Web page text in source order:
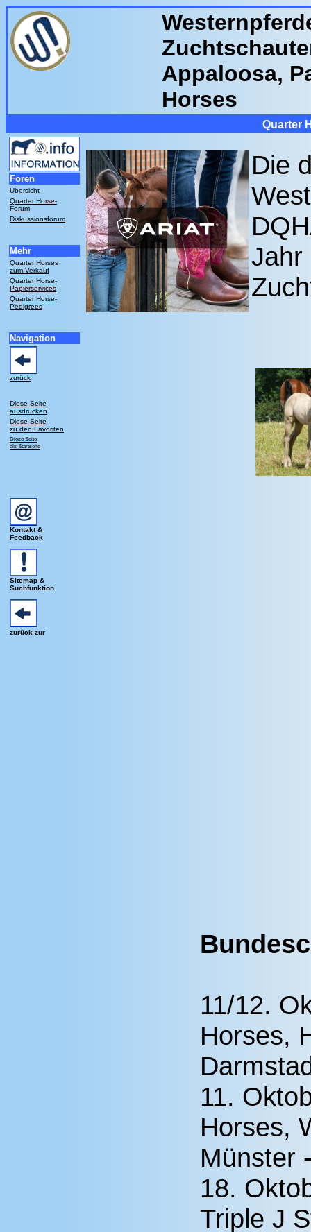
Appaloosa,
Horses
Quarter
Foren
Übersicht
Quarter Horse-
Forum
Diskussionsforum
Mehr
Quarter Horses
zum Verkauf
Quarter Horse-
Papierservices
Quarter Horse-
Pedigrees
Navigation
zurück
Diese Seite
ausdrucken
Diese Seite
zu den Favoriten
Diese Seite
als Startseite
Kontakt &
Feedback
Sitemap &
Suchfunktion
zurück zur
Die
Jahr
11/12.
Horses,
11.
Horses,
Münster
18.
Triple J